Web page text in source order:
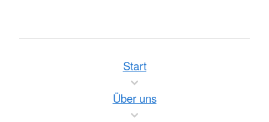
Start
Über uns